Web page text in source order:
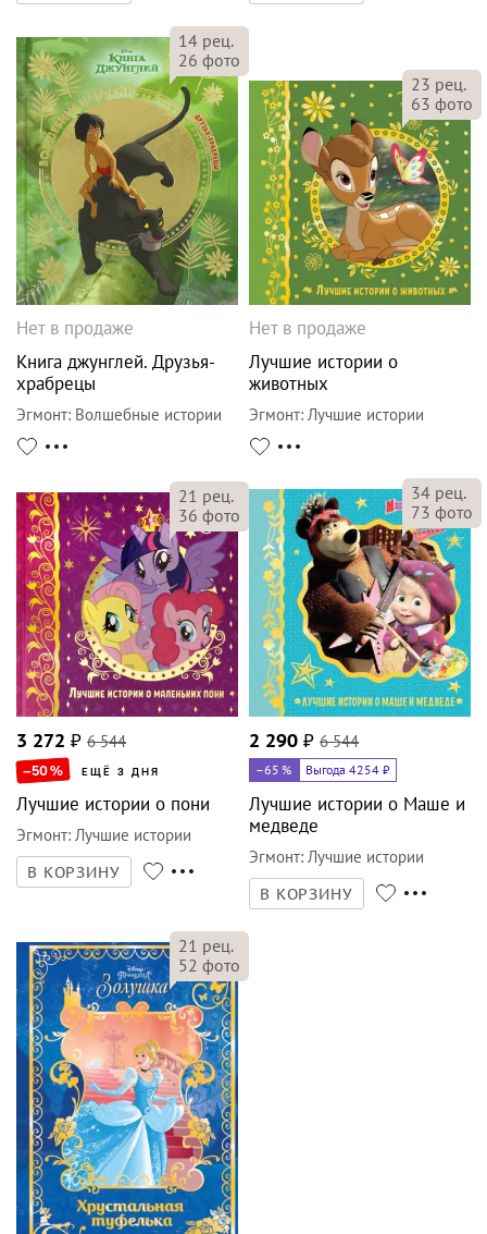
14 рец.
26 фото
Нет в продаже
Книга джунглей. Друзья-
храбрецы
Эгмонт: Волшебные истории
23 рец.
63 фото
Нет в продаже
Лучшие истории о
животных
Эгмонт: Лучшие истории
21 рец.
36 фото
3 272 ₽ 6 544
–50% ЕЩЁ 3 ДНЯ
Лучшие истории о пони
Эгмонт: Лучшие истории
В КОРЗИНУ
34 рец.
73 фото
2 290 ₽ 6 544
–65 % Выгода 4254 ₽
Лучшие истории о Маше и
медведе
Эгмонт: Лучшие истории
В КОРЗИНУ
21 рец.
52 фото